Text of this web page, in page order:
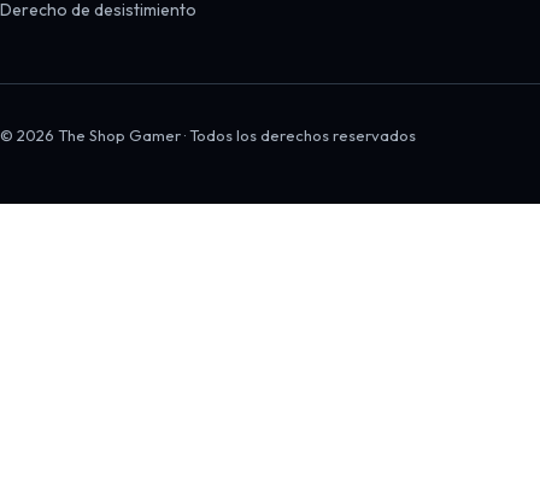
Derecho de desistimiento
© 2026 The Shop Gamer · Todos los derechos reservados